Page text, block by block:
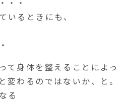
・・
いるときにも、
て身体を整えることによっ
変わるのではないか、と。
る